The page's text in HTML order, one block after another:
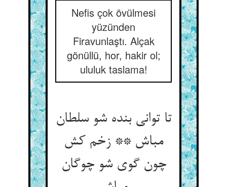
Nefis çok övülmesi
yüzünden
Firavunlaştı. Alçak
gönüllü, hor, hakir ol;
ululuk taslama!
تا توانی بنده شو سلطان
مباش ** زخم کش
چون گوی شو چوگان